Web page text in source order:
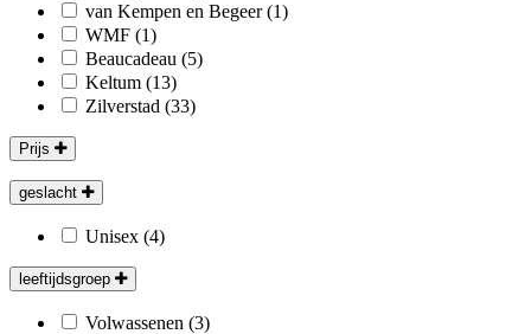
van Kempen en Begeer(1)
WMF (1)
Beaucadeau (5)
Keltum (13)
Zilverstad (33)
Prijs
geslacht
Unisex (4)
leeftijdsgroep
Volwassenen (3)